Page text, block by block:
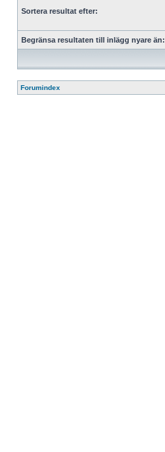
Sortera resultat efter:
Begränsa resultaten till inlägg nyare än:
Forumindex